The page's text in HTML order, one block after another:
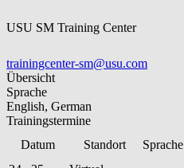
USU SM Training Center
trainingcenter-sm@usu.com
Übersicht
Sprache
English, German
Trainingstermine
Datum
Standort Sprache